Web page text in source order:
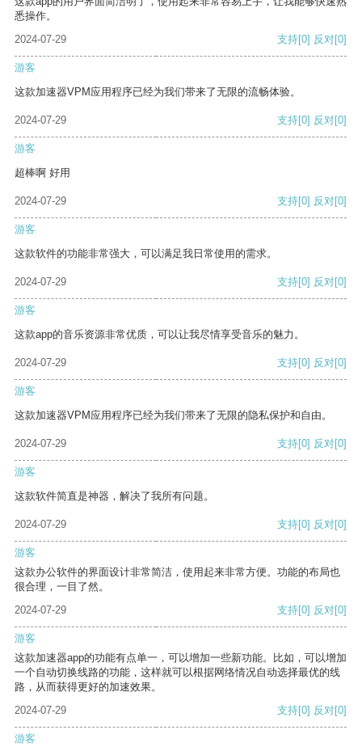
悉操作。
2024-07-29
支持[0] 反对[0]
游客
这款加速器VPM应用程序已经为我们带来了无限的流畅体验。
2024-07-29 支持[0] 反对[0]
游客
超棒啊 好用
2024-07-29 支持[0] 反对[0]
游客
这款软件的功能非常强大，可以满足我日常使用的需求。
2024-07-29 支持[0] 反对[0]
游客
这款app的音乐资源非常优质，可以让我尽情享受音乐的魅力。
2024-07-29 支持[0] 反对[0]
游客
这款加速器VPM应用程序已经为我们带来了无限的隐私保护和自由。
2024-07-29 支持[0] 反对[0]
游客
这款软件简直是神器，解决了我所有问题。
2024-07-29 支持[0] 反对[0]
游客
这款办公软件的界面设计非常简洁，使用起来非常方便。功能的布局也
很合理，一目了然。
2024-07-29
支持[0] 反对[0]
游客
这款加速器app的功能有点单一，可以增加一些新功能。比如，可以增加
一个自动切换线路的功能，这样就可以根据网络情况自动选择最优的线
路，从而获得更好的加速效果。
2024-07-29
支持[0] 反对[0]
游客